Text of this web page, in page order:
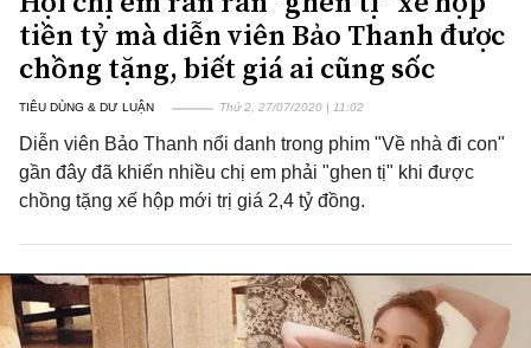
tiền tỷ mà diễn viên Bảo Thanh được
chồng tặng, biết giá ai cũng sốc
TIÊU DÙNG & DƯ LUẬN Thứ 2, 27/07/2020 | 11:02
Diễn viên Bảo Thanh nổi danh trong phim "Về nhà đi con"
gần đây đã khiến nhiều chị em phải "ghen tị" khi được
chồng tặng xế hộp mới trị giá 2,4 tỷ đồng.